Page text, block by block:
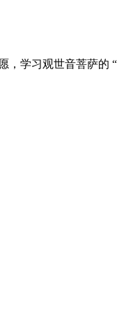
学习观世音菩萨的